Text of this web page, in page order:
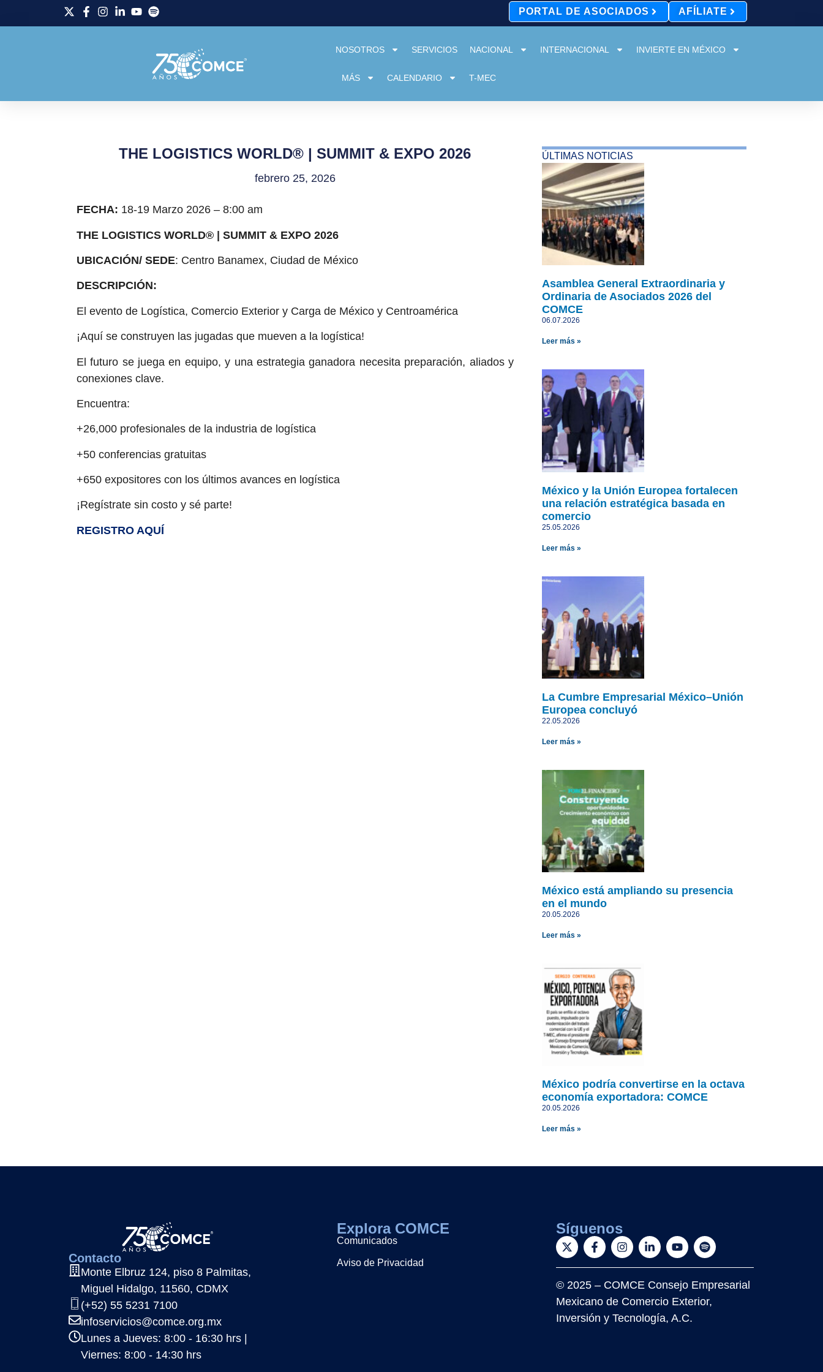
PORTAL DE ASOCIADOS AFÍLIATE
NOSOTROS SERVICIOS NACIONAL INTERNACIONAL INVIERTE EN MÉXICO
MÁS CALENDARIO T-MEC
THE LOGISTICS WORLD® | SUMMIT & EXPO 2026
febrero 25, 2026
FECHA: 18-19 Marzo 2026 – 8:00 am
THE LOGISTICS WORLD® | SUMMIT & EXPO 2026
UBICACIÓN/ SEDE: Centro Banamex, Ciudad de México
DESCRIPCIÓN:
El evento de Logística, Comercio Exterior y Carga de México y Centroamérica
¡Aquí se construyen las jugadas que mueven a la logística!
El futuro se juega en equipo, y una estrategia ganadora necesita preparación, aliados y
conexiones clave.
Encuentra:
+26,000 profesionales de la industria de logística
+50 conferencias gratuitas
+650 expositores con los últimos avances en logística
¡Regístrate sin costo y sé parte!
REGISTRO AQUÍ
ÚLTIMAS NOTICIAS
Asamblea General Extraordinaria y
Ordinaria de Asociados 2026 del
COMCE
06.07.2026
Leer más »
México y la Unión Europea fortalecen
una relación estratégica basada en
comercio
25.05.2026
Leer más »
La Cumbre Empresarial México–Unión
Europea concluyó
22.05.2026
Leer más »
México está ampliando su presencia
en el mundo
20.05.2026
Leer más »
México podría convertirse en la octava
economía exportadora: COMCE
20.05.2026
Leer más »
Contacto
Monte Elbruz 124, piso 8 Palmitas,
Miguel Hidalgo, 11560, CDMX
(+52) 55 5231 7100
infoservicios@comce.org.mx
Lunes a Jueves: 8:00 - 16:30 hrs |
Viernes: 8:00 - 14:30 hrs
Explora COMCE
Comunicados
Aviso de Privacidad
Síguenos
© 2025 – COMCE Consejo Empresarial
Mexicano de Comercio Exterior,
Inversión y Tecnología, A.C.